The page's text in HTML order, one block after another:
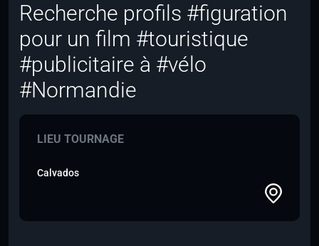
Recherche profils #figuration
pour un film #touristique
#publicitaire à #vélo
#Normandie
LIEU TOURNAGE
Calvados